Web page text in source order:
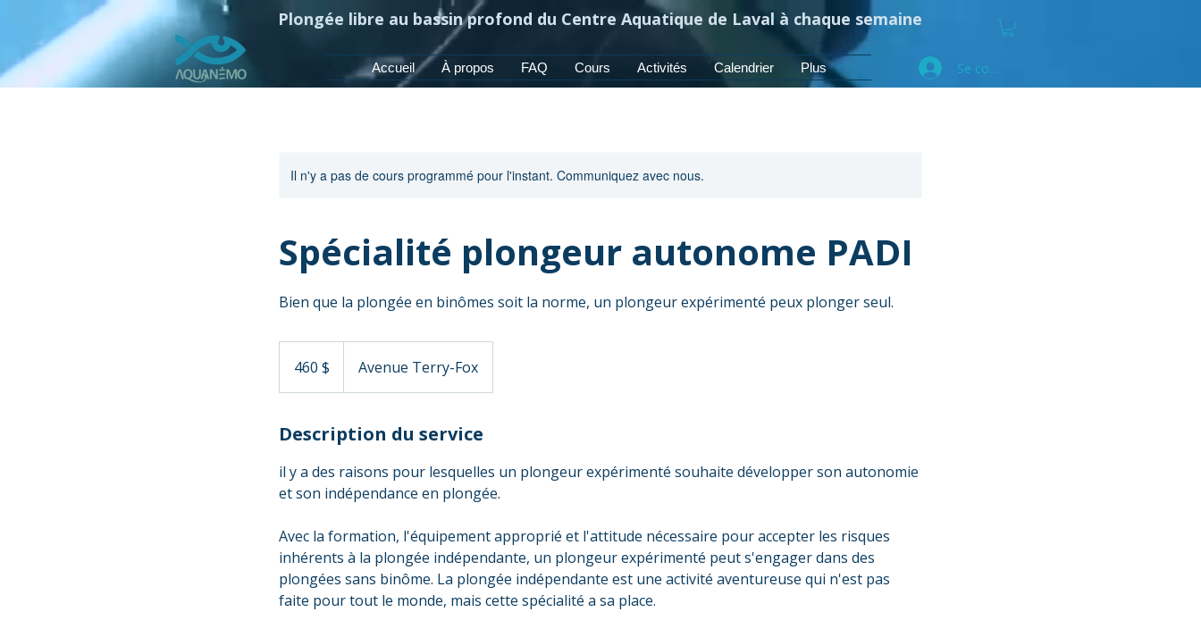
Plongée libre au bassin profond du Centre Aquatique de Laval à chaque semaine
Accueil À propos FAQ Cours Activités Calendrier Plus Se connecter
Il n'y a pas de cours programmé pour l'instant. Communiquez avec nous.
Spécialité plongeur autonome PADI
Bien que la plongée en binômes soit la norme, un plongeur expérimenté peux plonger seul.
460 $ Avenue Terry-Fox
Description du service
il y a des raisons pour lesquelles un plongeur expérimenté souhaite développer son autonomie
et son indépendance en plongée.
Avec la formation, l'équipement approprié et l'attitude nécessaire pour accepter les risques
inhérents à la plongée indépendante, un plongeur expérimenté peut s'engager dans des
plongées sans binôme. La plongée indépendante est une activité aventureuse qui n'est pas
faite pour tout le monde, mais cette spécialité a sa place.